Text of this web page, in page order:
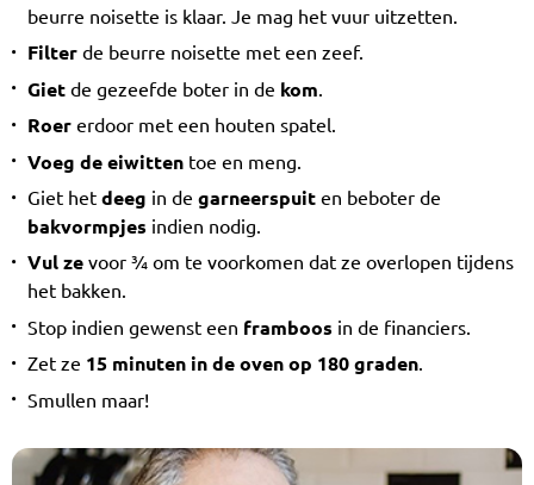
beurre noisette is klaar. Je mag het vuur uitzetten.
Filterde beurre noisette met een zeef.
Gietde gezeefde boter in de kom.
Roererdoor met een houten spatel.
Voeg de eiwittentoe en meng.
Giet het deeg in de garneerspuiten beboter de
bakvormpjes indien nodig.
Vul zevoor ¾ om te voorkomen dat ze overlopen tijdens
het bakken.
Stop indien gewenst een framboos in de financiers.
Zet ze 15 minuten in de oven op 180 graden.
Smullen maar!